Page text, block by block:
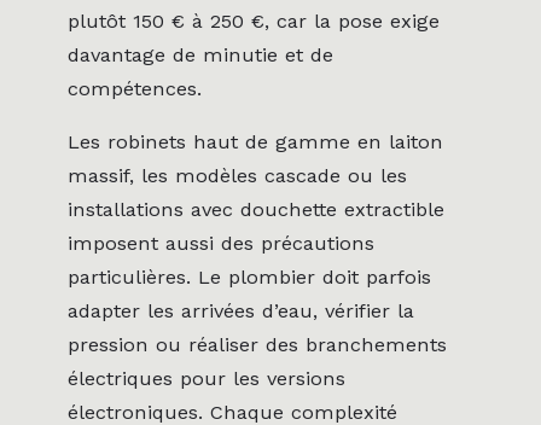
plutôt 150 € à 250 €, car la pose exige
davantage de minutie et de
compétences.
Les robinets haut de gamme en laiton
massif, les modèles cascade ou les
installations avec douchette extractible
imposent aussi des précautions
particulières. Le plombier doit parfois
adapter les arrivées d’eau, vérifier la
pression ou réaliser des branchements
électriques pour les versions
électroniques. Chaque complexité